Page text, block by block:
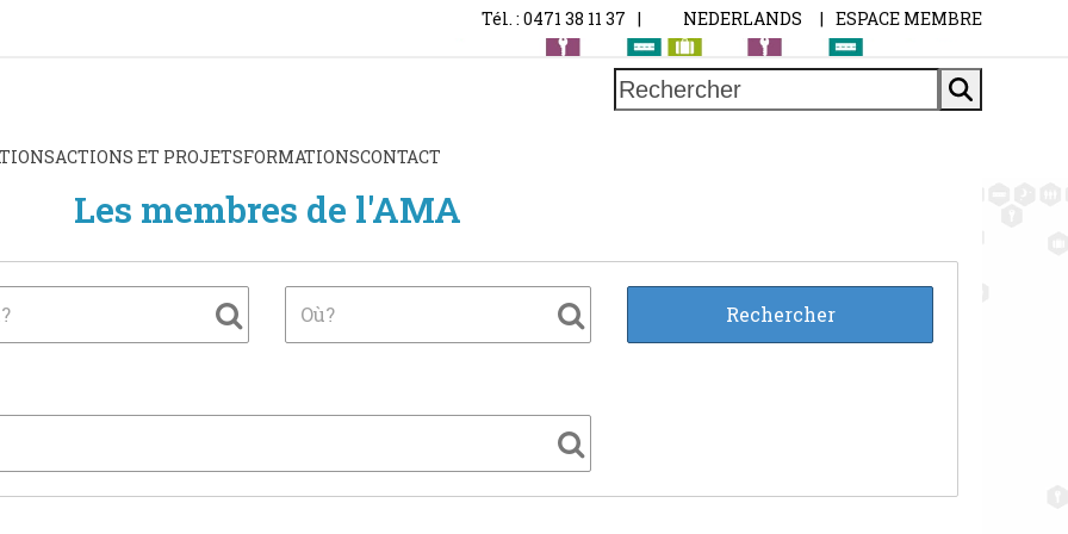
Tél. : 0471 38 11 37 | NEDERLANDS | ESPACE MEMBRE
Rechercher
ACTIONS ET PROJETSFORMATIONSCONTACT
Les membres de l'AMA